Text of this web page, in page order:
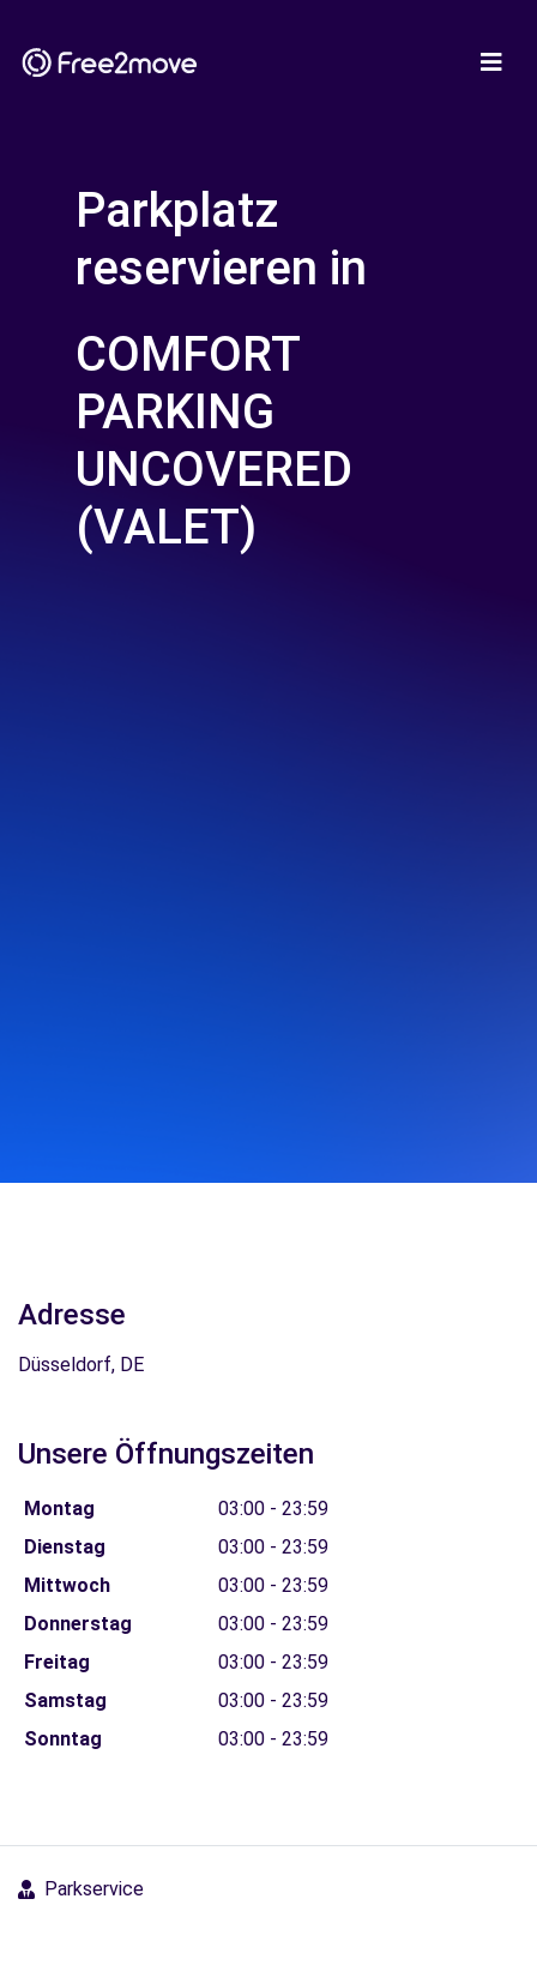
Parkplatz
reservieren in
COMFORT
PARKING
UNCOVERED
(VALET)
Adresse
Düsseldorf, DE
Unsere Öffnungszeiten
Montag
03:00 - 23:59
Dienstag
03:00 - 23:59
Mittwoch
03:00 - 23:59
Donnerstag
03:00 - 23:59
Freitag
03:00 - 23:59
Samstag
03:00 - 23:59
Sonntag
03:00 - 23:59
Parkservice